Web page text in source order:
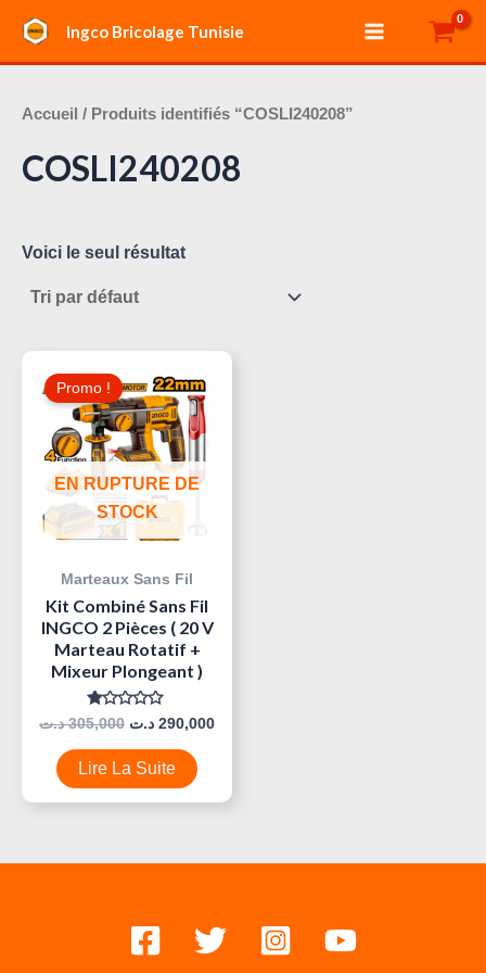
contenu
Ingco Bricolage Tunisie
Main
Menu
Accueil / Produits identifiés “COSLI240208”
COSLI240208
Voici le seul résultat
EN RUPTURE DE
STOCK
Promo !
Marteaux Sans Fil
Kit Combiné Sans Fil
INGCO 2 Pièces ( 20 V
Marteau Rotatif +
Mixeur Plongeant )
Note
0
Sur
5
305,000 د.ت
Prix
Initial
Était :
290,000 د.ت
Le
Lire La Suite